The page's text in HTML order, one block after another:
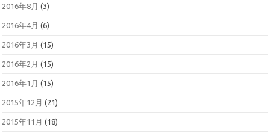
2016年8月 (3)
2016年4月 (6)
2016年3月 (15)
2016年2月 (15)
2016年1月 (15)
2015年12月 (21)
2015年11月 (18)